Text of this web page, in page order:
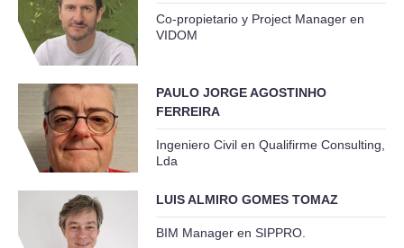
Co-propietario y Project Manager en
VIDOM
PAULO JORGE AGOSTINHO
FERREIRA
Ingeniero Civil en Qualifirme Consulting,
Lda
LUIS ALMIRO GOMES TOMAZ
BIM Manager en SIPPRO.